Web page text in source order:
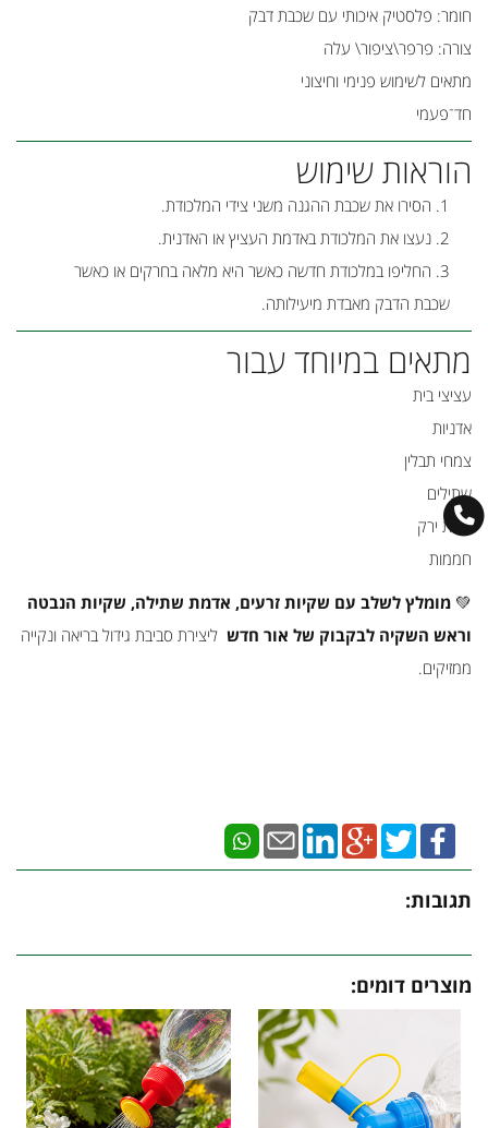
חומר: פלסטיק איכותי עם שכבת דבק
צורה: פרפר\ציפור\ עלה
מתאים לשימוש פנימי וחיצוני
חד־פעמי
הוראות שימוש
הסירו את שכבת ההגנה משני צידי המלכודת.
נעצו את המלכודת באדמת העציץ או האדנית.
החליפו במלכודת חדשה כאשר היא מלאה בחרקים או כאשר
שכבת הדבק מאבדת מיעילותה.
מתאים במיוחד עבור
עציצי בית
אדניות
צמחי תבלין
שתילים
גינות ירק
חממות
💚 מומלץ לשלב עם שקיות זרעים, אדמת שתילה, שקיות הנבטה
וראש השקיה לבקבוק של אור חדש ליצירת סביבת גידול בריאה ונקייה
ממזיקים.
תגובות:
מוצרים דומים: